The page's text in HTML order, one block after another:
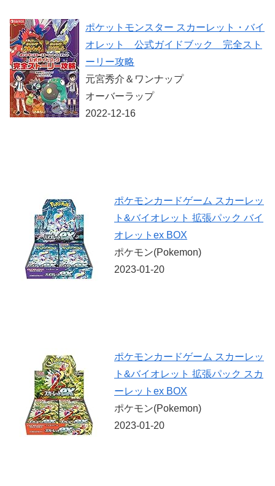
ポケットモンスター スカーレット・バイ
オレット 公式ガイドブック 完全スト
ーリー攻略
元宮秀介＆ワンナップ
オーバーラップ
2022-12-16
ポケモンカードゲーム スカーレッ
ト&バイオレット 拡張パック バイ
オレットex BOX
ポケモン(Pokemon)
2023-01-20
ポケモンカードゲーム スカーレッ
ト&バイオレット 拡張パック スカ
ーレットex BOX
ポケモン(Pokemon)
2023-01-20